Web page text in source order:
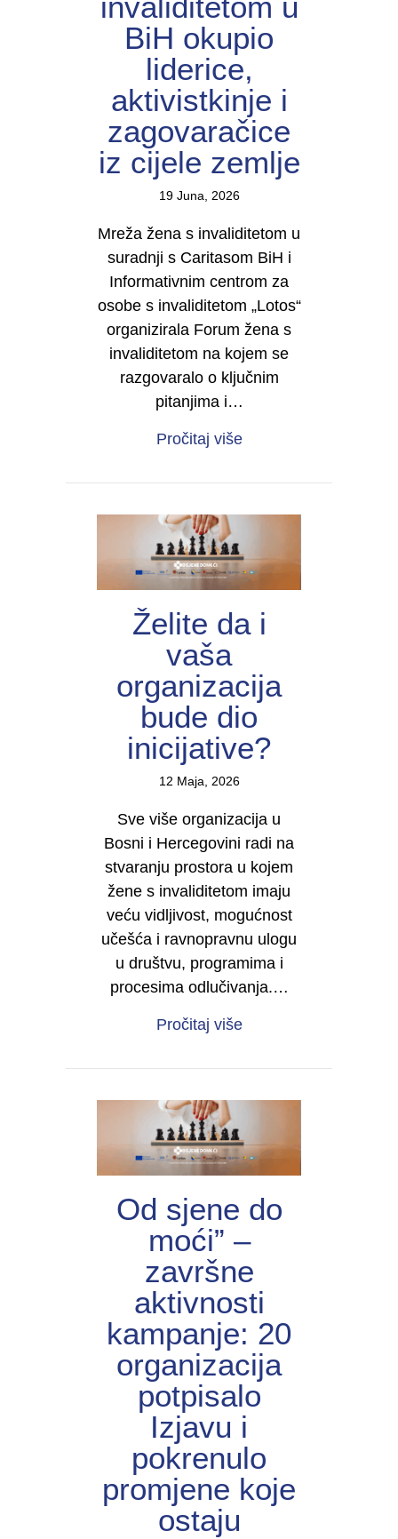
BiH okupio
liderice,
aktivistkinje i
zagovaračice
iz cijele zemlje
19 Juna, 2026
Mreža žena s invaliditetom u
suradnji s Caritasom BiH i
Informativnim centrom za
osobe s invaliditetom „Lotos“
organizirala Forum žena s
invaliditetom na kojem se
razgovaralo o ključnim
pitanjima i…
Pročitaj višeabout Forum žena s
Želite da i
vaša
organizacija
bude dio
inicijative?
12 Maja, 2026
Sve više organizacija u
Bosni i Hercegovini radi na
stvaranju prostora u kojem
žene s invaliditetom imaju
veću vidljivost, mogućnost
učešća i ravnopravnu ulogu
u društvu, programima i
procesima odlučivanja.…
Pročitaj višeabout Želite da i
Od sjene do
moći” –
završne
aktivnosti
kampanje: 20
organizacija
potpisalo
Izjavu i
pokrenulo
promjene koje
ostaju